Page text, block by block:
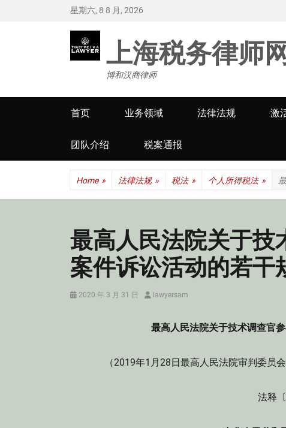
星期六, 8 8 月, 2026
上海税务律师
博和汉商律师
Primary
menu
首页 业务领域 法律法规 激
团队介绍 税案通报
Home » 法律法规 » 税法 » 个人所得税法 »
最高人民法院关于技
案件诉讼活动的若干
Posted
2020 年 3 月 31 日 Authorlawyersam
最高人民法院关于技术调查官
（2019年1月28日最高人民法院审判委员
法释